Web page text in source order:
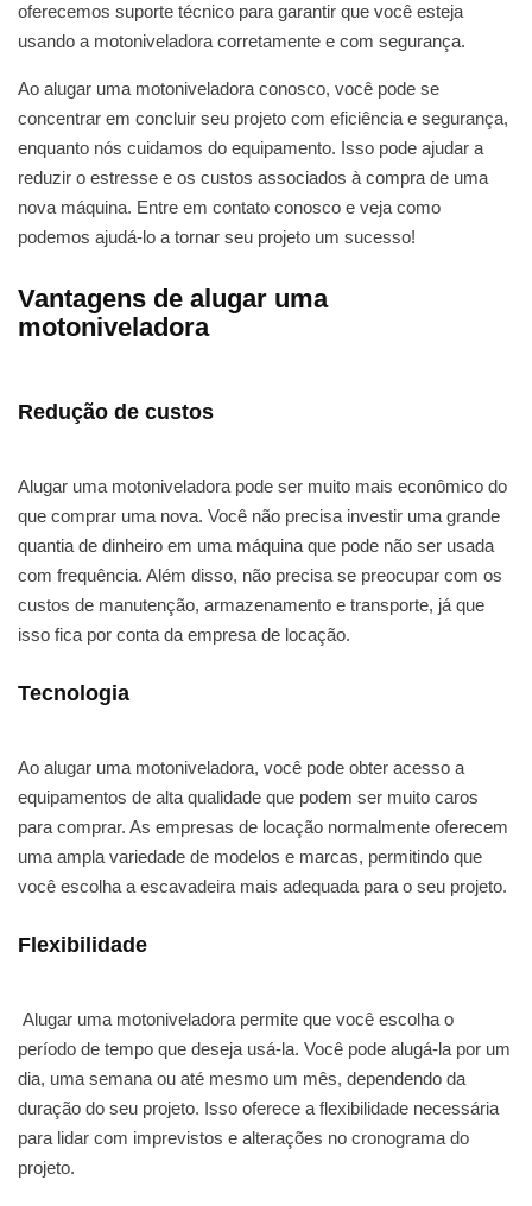
oferecemos suporte técnico para garantir que você esteja
usando a motoniveladora corretamente e com segurança.
Ao alugar uma motoniveladora conosco, você pode se
concentrar em concluir seu projeto com eficiência e segurança,
enquanto nós cuidamos do equipamento. Isso pode ajudar a
reduzir o estresse e os custos associados à compra de uma
nova máquina. Entre em contato conosco e veja como
podemos ajudá-lo a tornar seu projeto um sucesso!
Vantagens de alugar uma
motoniveladora
Redução de custos
Alugar uma motoniveladora pode ser muito mais econômico do
que comprar uma nova. Você não precisa investir uma grande
quantia de dinheiro em uma máquina que pode não ser usada
com frequência. Além disso, não precisa se preocupar com os
custos de manutenção, armazenamento e transporte, já que
isso fica por conta da empresa de locação.
Tecnologia
Ao alugar uma motoniveladora, você pode obter acesso a
equipamentos de alta qualidade que podem ser muito caros
para comprar. As empresas de locação normalmente oferecem
uma ampla variedade de modelos e marcas, permitindo que
você escolha a escavadeira mais adequada para o seu projeto.
Flexibilidade
Alugar uma motoniveladora permite que você escolha o
período de tempo que deseja usá-la. Você pode alugá-la por um
dia, uma semana ou até mesmo um mês, dependendo da
duração do seu projeto. Isso oferece a flexibilidade necessária
para lidar com imprevistos e alterações no cronograma do
projeto.